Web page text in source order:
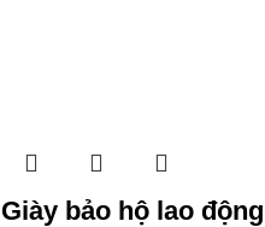
Giày bảo hộ lao động